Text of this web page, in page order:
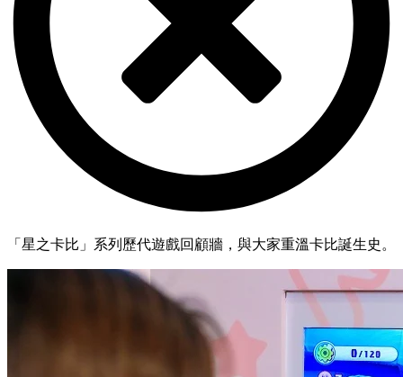
「星之卡比」系列歷代遊戲回顧牆，與大家重溫卡比誕生史。